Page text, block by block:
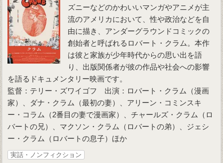
ズニーなどのかわいいマンガやアニメが主
流のアメリカにおいて、性や政治などを自
由に描き、アンダーグラウンドコミックの
創始者と呼ばれるロバート・クラム。本作
は彼と家族が少年時代からの思い出を語
り、出版関係者が彼の作品や社会への影響
を語るドキュメンタリー映画です。
監督：テリー・ズワイゴフ 出演：ロバート・クラム（漫画
家）、ダナ・クラム（最初の妻）、アリーン・コミンスキ
ー・コラム（2番目の妻で漫画家）、チャールズ・クラム（ロ
バートの兄）、マクソン・クラム（ロバートの弟）、ジェシ
ー・クラム（ロバートの息子）ほか
実話・ノンフィクション